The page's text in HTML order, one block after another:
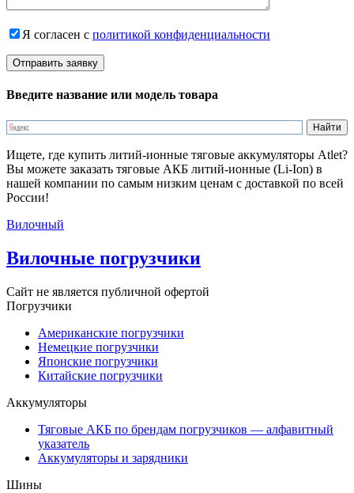
Я согласен с политикой конфиденциальности
Введите название или модель товара
Ищете, где купить литий-ионные тяговые аккумуляторы Atlet?
Вы можете заказать тяговые АКБ литий-ионные (Li-Ion) в
нашей компании по самым низким ценам с доставкой по всей
России!
Вилочный
Вилочные погрузчики
Сайт не является публичной офертой
Погрузчики
Американские погрузчики
Немецкие погрузчики
Японские погрузчики
Китайские погрузчики
Аккумуляторы
Тяговые АКБ по брендам погрузчиков — алфавитный
указатель
Аккумуляторы и зарядники
Шины